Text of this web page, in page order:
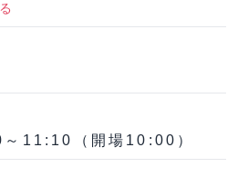
～11:10（開場10:00）